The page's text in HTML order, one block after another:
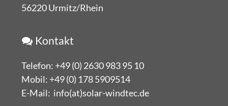
56220 Urmitz/Rhein
Kontakt
Telefon: +49 (0) 2630 983 95 10
Mobil: +49 (0) 178 5909514
E-Mail: info(at)solar-windtec.de